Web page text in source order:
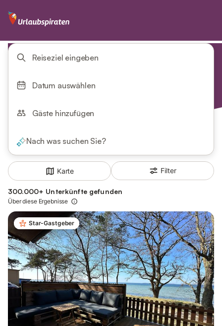
Reiseziel eingeben
Datum auswählen
Gäste hinzufügen
Nach was suchen Sie?
Karte Filter
300.000+ Unterkünfte gefunden
Über diese Ergebnisse
Star-Gastgeber